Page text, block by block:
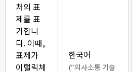
처의 표
제를 표
기합니
다. 이때,
표제가
이탤릭체
한국어
(“의사소통 기술